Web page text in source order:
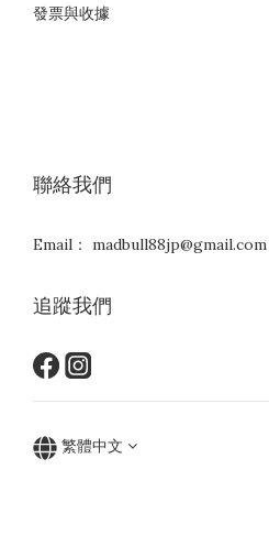
發票與收據
聯絡我們
Email： madbull88jp@gmail.com
追蹤我們
繁體中文